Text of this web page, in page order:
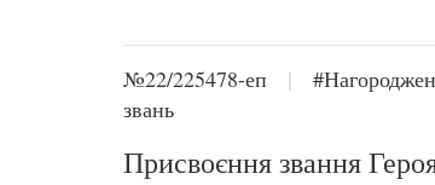
№22/225478-еп |
звань
Присвоєння звання